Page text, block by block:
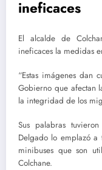
ineficaces
El alcalde de
ineficaces la medidas
“Estas imágenes dan
Gobierno que afectan
la integridad de los
Sus palabras
Delgado lo emplazó
minibuses que son
Colchane.